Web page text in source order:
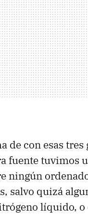
de con esas
fuente tuvimos
ningún
salvo quizá
líquido, o